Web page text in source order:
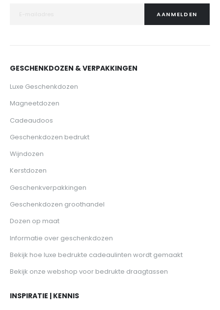
AANMELDEN
GESCHENKDOZEN & VERPAKKINGEN
Luxe Geschenkdozen
Magneetdozen
Cadeaudoos
Geschenkdozen bedrukt
Wijndozen
Kerstdozen
Geschenkverpakkingen
Geschenkdozen groothandel
Dozen op maat
Informatie over geschenkdozen
Bekijk hoe luxe bedrukte cadeaulinten wordt gemaakt
Bekijk onze webshop voor bedrukte draagtassen
INSPIRATIE | KENNIS